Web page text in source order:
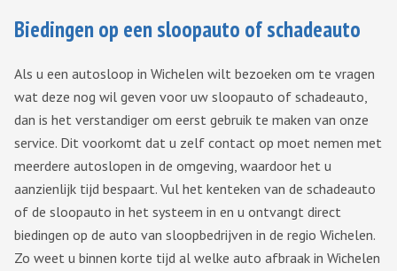
Biedingen op een sloopauto of schadeauto
Als u een autosloop in Wichelen wilt bezoeken om te vragen
wat deze nog wil geven voor uw sloopauto of schadeauto,
dan is het verstandiger om eerst gebruik te maken van onze
service. Dit voorkomt dat u zelf contact op moet nemen met
meerdere autoslopen in de omgeving, waardoor het u
aanzienlijk tijd bespaart. Vul het kenteken van de schadeauto
of de sloopauto in het systeem in en u ontvangt direct
biedingen op de auto van sloopbedrijven in de regio Wichelen.
Zo weet u binnen korte tijd al welke auto afbraak in Wichelen